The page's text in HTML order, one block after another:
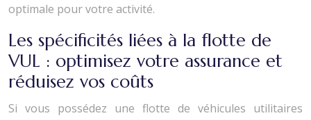
optimale pour votre activité.
Les spécificités liées à la flotte de
VUL : optimisez votre assurance et
réduisez vos coûts
Si vous possédez une flotte de véhicules utilitaires